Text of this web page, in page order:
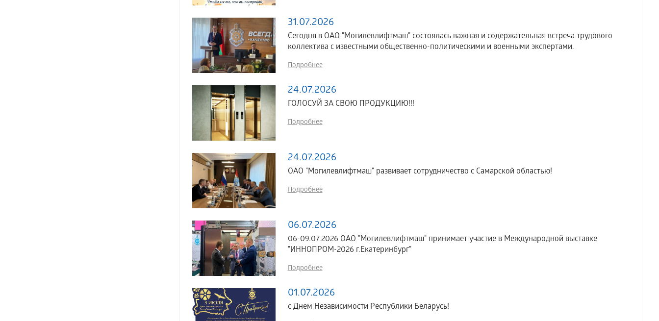
31.07.2026
Сегодня в ОАО "Могилевлифтмаш" состоялась важная и содержательная встреча трудового
коллектива с известными общественно-политическими и военными экспертами.
Подробнее
24.07.2026
ГОЛОСУЙ ЗА СВОЮ ПРОДУКЦИЮ!!!
Подробнее
24.07.2026
ОАО "Могилевлифтмаш" развивает сотрудничество с Самарской областью!
Подробнее
06.07.2026
06-09.07.2026 ОАО "Могилевлифтмаш" принимает участие в Международной выставке
"ИННОПРОМ-2026 г.Екатеринбург"
Подробнее
01.07.2026
с Днем Независимости Республики Беларусь!